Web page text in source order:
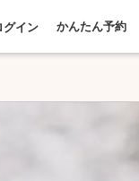
グイン かんたん予約